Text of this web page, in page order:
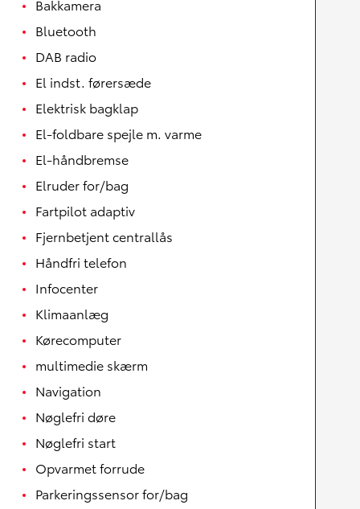
Bakkamera
Bluetooth
DAB radio
El indst. førersæde
Elektrisk bagklap
El-foldbare spejle m. varme
El-håndbremse
Elruder for/bag
Fartpilot adaptiv
Fjernbetjent centrallås
Håndfri telefon
Infocenter
Klimaanlæg
Kørecomputer
multimedie skærm
Navigation
Nøglefri døre
Nøglefri start
Opvarmet forrude
Parkeringssensor for/bag